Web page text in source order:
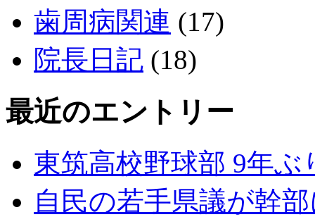
歯周病関連 (17)
院長日記 (18)
最近のエントリー
東筑高校野球部 9年
自民の若手県議が幹